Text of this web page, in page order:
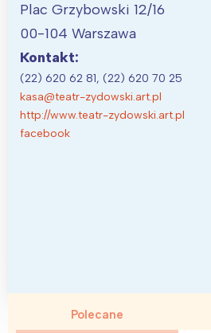
Plac Grzybowski 12/16
00-104 Warszawa
Kontakt:
(22) 620 62 81, (22) 620 70 25
kasa@teatr-zydowski.art.pl
http://www.teatr-zydowski.art.pl
facebook
Polecane